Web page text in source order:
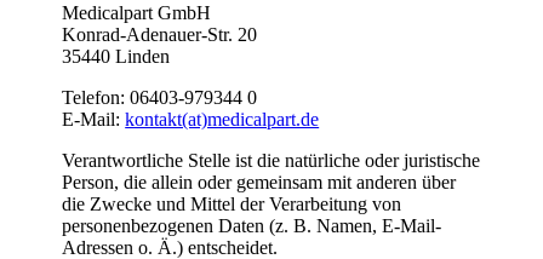
Medicalpart GmbH
Konrad-Adenauer-Str. 20
35440 Linden
Telefon: 06403-979344 0
E-Mail:kontakt(at)medicalpart.de
Verantwortliche Stelle ist die natürliche oder juristische
Person, die allein oder gemeinsam mit anderen über
die Zwecke und Mittel der Verarbeitung von
personenbezogenen Daten (z. B. Namen, E-Mail-
Adressen o. Ä.) entscheidet.